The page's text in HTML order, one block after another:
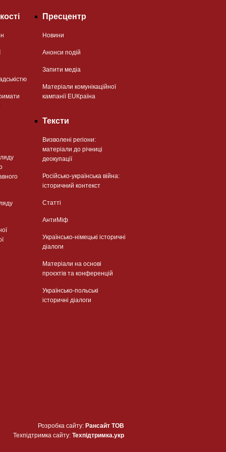
Пресцентр
Новини
Анонси подій
Запити медіа
Матеріали комунікаційної
кампанії EUКраїна
Тексти
Визволені регіони:
матеріали до річниці
деокупації
Російсько-українська війна:
історичний контекст
Статті
АнтиМіф
Українсько-німецькі історичні
діалоги
Матеріали на основі
проєктів та конференцій
Українсько-польські
історичні діалоги
Розробка сайту: Рансайт ТОВ
Техпідтримка сайту: Техпідтримка.укр